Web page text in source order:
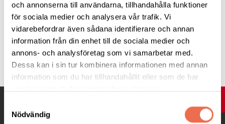
och annonserna till användarna, tillhandahålla funktioner
för sociala medier och analysera vår trafik. Vi
vidarebefordrar även sådana identifierare och annan
information från din enhet till de sociala medier och
annons- och analysföretag som vi samarbetar med.
Dessa kan i sin tur kombinera informationen med annan
information som du har tillhandahållit eller som de har
Nödvändig
https://mattinge.valjeviken.se/
Tipsa